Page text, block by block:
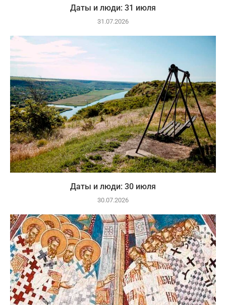
Даты и люди: 31 июля
31.07.2026
Даты и люди: 30 июля
30.07.2026